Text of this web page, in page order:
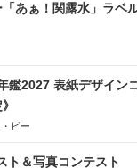
あぁ！関露水」ラベ
鑑2027 表紙デザイン
ビー
ト＆写真コンテスト